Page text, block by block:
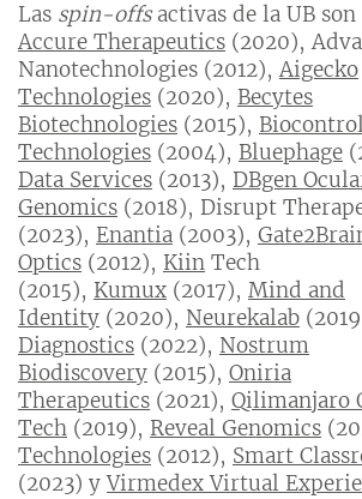
Las spin-offsactivas de la UB
Accure Therapeutics (2020),
Nanotechnologies (2012),Aigecko
Technologies (2020), Becytes
Biotechnologies (2015), Biocontrol
Technologies (2004), Bluephage
Data Services (2013), DBgen
Genomics (2018), Disrupt
(2023), Enantia (2003),
Optics (2012), Kiin Tech
(2015), Kumux (2017), Mind and
Identity (2020), Neurekalab
Diagnostics (2022), Nostrum
Biodiscovery (2015), Oniria
Therapeutics (2021), Qilimanjaro
Tech (2019), Reveal Genomics
Technologies (2012), Smart
(2023) yVirmedex Virtual